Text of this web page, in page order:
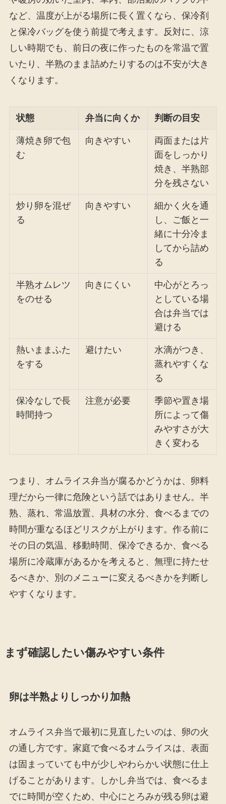
など、温度が上がる場所に長く置くなら、保冷剤
と保冷バッグを使う前提で考えます。反対に、涼
しい時期でも、前日の夜に作ったものを常温で置
いたり、半熟のまま詰めたりするのは不安が大き
くなります。
状態 弁当に向くか 判断の目安
薄焼き卵で包
む
向きやすい
両面または片
面をしっかり
焼き、半熟部
分を残さない
炒り卵を混ぜ
る
向きやすい
細かく火を通
し、ご飯と一
緒に十分冷ま
してから詰め
る
半熟オムレツ
をのせる
向きにくい
中心がとろっ
としている場
合は弁当では
避ける
熱いままふた
をする
避けたい
水滴がつき、
蒸れやすくな
る
保冷なしで長
時間持つ
注意が必要
季節や置き場
所によって傷
みやすさが大
きく変わる
つまり、オムライス弁当が腐るかどうかは、卵料
理だから一律に危険という話ではありません。半
熟、蒸れ、常温放置、具材の水分、食べるまでの
時間が重なるほどリスクが上がります。作る前に
その日の気温、移動時間、保冷できるか、食べる
場所に冷蔵庫があるかを考えると、無理に持たせ
るべきか、別のメニューに変えるべきかを判断し
やすくなります。
まず確認したい傷みやすい条件
卵は半熟よりしっかり加熱
オムライス弁当で最初に見直したいのは、卵の火
の通し方です。家庭で食べるオムライスは、表面
は固まっていても中が少しやわらかい状態に仕上
げることがあります。しかし弁当では、食べるま
でに時間が空くため、中心にとろみが残る卵は避